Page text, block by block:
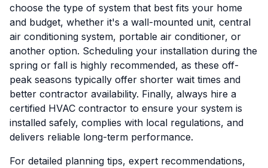
choose the type of system that best fits your home
and budget, whether it's a wall-mounted unit, central
air conditioning system, portable air conditioner, or
another option. Scheduling your installation during the
spring or fall is highly recommended, as these off-
peak seasons typically offer shorter wait times and
better contractor availability. Finally, always hire a
certified HVAC contractor to ensure your system is
installed safely, complies with local regulations, and
delivers reliable long-term performance.
For detailed planning tips, expert recommendations,